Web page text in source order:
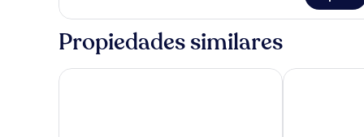
Propiedades similares
Hotel El Tambo 2 ibis Budget